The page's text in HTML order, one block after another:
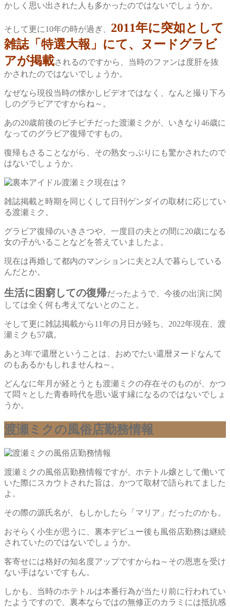
かしく思い出された人も多かったのではないでしょうか。
そして更に10年の時が過ぎ、 2011年に突如として
雑誌「特選大報」にて、ヌードグラビ
アが掲載されるのですから、当時のファンは度肝を抜
かされたのではないでしょうか。
なぜなら現役当時の懐かしビデオではなく、なんと撮り下ろ
しのグラビアですからね～。
あの20歳前後のピチピチだった渡瀬ミクが、いきなり46歳に
なってのグラビア復帰ですもの。
復帰もさることながら、その熟女っぷりにも驚かされたので
はないでしょうか。
雑誌掲載と時期を同じくして日刊ゲンダイの取材に応じてい
る渡瀬ミク。
グラビア復帰のいきさつや、一度目の夫との間に20歳になる
女の子がいることなどを答えていましたよ。
現在は再婚して都内のマンションに夫と2人で暮らしている
んだとか。
生活に困窮しての復帰だったようで、今後の出演に関
しては全く何も考えてないとのこと。
そして更に雑誌掲載から11年の月日が経ち、2022年現在、渡
瀬ミクも57歳。
あと3年で還暦ということは、おめでたい還暦ヌードなんて
のもあるかもしれませんね～。
どんなに年月が経とうとも渡瀬ミクの存在そのものが、かつ
て悶々とした青春時代を思い返す縁になるのではないでしょ
うか。
渡瀬ミクの風俗店勤務情報
渡瀬ミクの風俗店勤務情報ですが、ホテトル嬢として働いて
いた際にスカウトされた旨は、かつて取材で語られてました
よ。
その際の源氏名が、もしかしたら「マリア」だったのかも。
おそらく小生が思うに、裏本デビュー後も風俗店勤務は継続
されていたのではないでしょうか。
客寄せには格好の知名度アップですからね～その恩恵を受け
ない手はないですもん。
しかも、当時のホテトルは本番行為が当たり前に行われてい
たようですので、裏本ならではの無修正のカラミには抵抗感